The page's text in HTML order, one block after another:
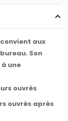
aux
Son
une
ouvrés
ouvrés après